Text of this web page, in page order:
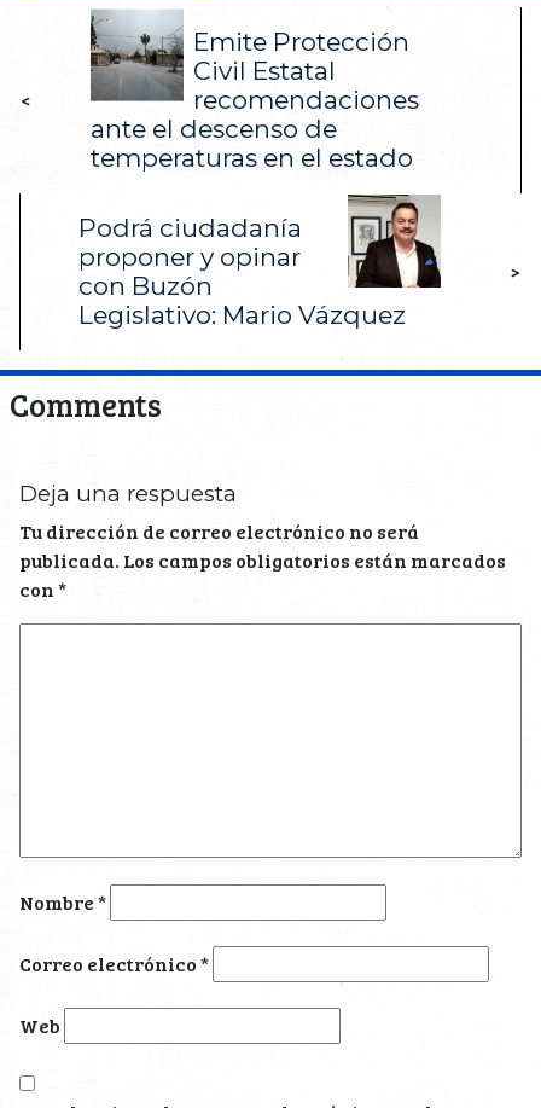
<
Emite Protección
Civil Estatal
recomendaciones
ante el descenso de
temperaturas en el estado
Podrá ciudadanía
proponer y opinar
con Buzón
Legislativo: Mario Vázquez
>
Comments
Deja una respuesta
Tu dirección de correo electrónico no será
publicada. Los campos obligatorios están marcados
con*
Nombre*
Correo electrónico*
Web